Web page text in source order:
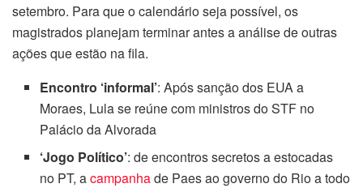
setembro. Para que o calendário seja possível, os
magistrados planejam terminar antes a análise de outras
ações que estão na fila.
Encontro ‘informal’: Após sanção dos EUA a
Moraes, Lula se reúne com ministros do STF no
Palácio da Alvorada
‘Jogo Político’: de encontros secretos a estocadas
no PT, acampanhade Paes ao governo do Rio a todo